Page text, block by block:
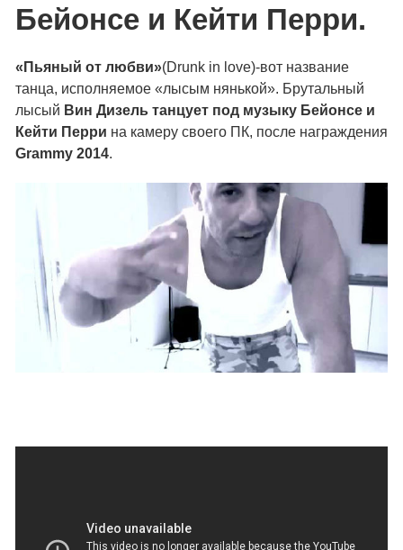
Бейонсе и Кейти Перри.
«Пьяный от любви»(Drunk in love)-вот название
танца, исполняемое «лысым нянькой». Брутальный
лысый Вин Дизель танцует под музыку Бейонсе и
Кейти Перри на камеру своего ПК, после награждения
Grammy 2014.